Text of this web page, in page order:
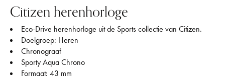
Citizen herenhorloge
Eco-Drive herenhorloge uit de Sports collectie van Citizen.
Doelgroep: Heren
Chronograaf
Sporty Aqua Chrono
Formaat: 43 mm